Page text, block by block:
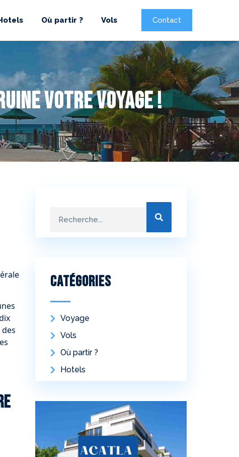
Où partir ? Vols Contact
votre voyage !
Catégories
Voyage
Vols
Où partir ?
Hotels